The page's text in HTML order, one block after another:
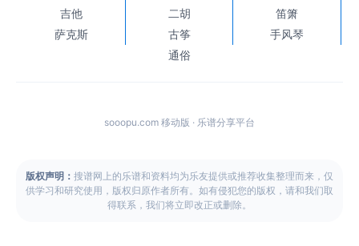
吉他
二胡
笛箫
萨克斯
古筝
手风琴
通俗
sooopu.com 移动版 · 乐谱分享平台
版权声明： 搜谱网上的乐谱和资料均为乐友提供或推荐收集整理而来，仅
供学习和研究使用，版权归原作者所有。如有侵犯您的版权，请和我们取
得联系，我们将立即改正或删除。